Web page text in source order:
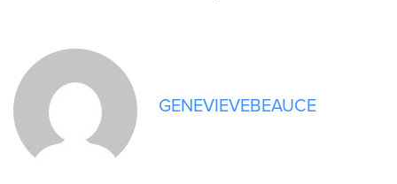
GENEVIEVEBEAUCE